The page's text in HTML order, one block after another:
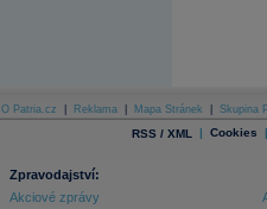
O Patria.cz Reklama Mapa Stránek Skupina
RSS / XML | Cookies |
Zpravodajství:
Akciové zprávy